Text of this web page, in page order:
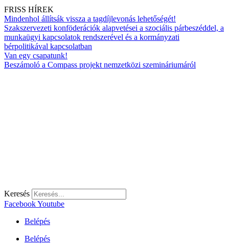
FRISS HÍREK
Mindenhol állítsák vissza a tagdíjlevonás lehetőségét!
Szakszervezeti konföderációk alapvetései a szociális párbeszéddel, a
munkaügyi kapcsolatok rendszerével és a kormányzati
bérpolitikával kapcsolatban
Van egy csapatunk!
Beszámoló a Compass projekt nemzetközi szemináriumáról
Keresés
FacebookYoutube
Belépés
Belépés